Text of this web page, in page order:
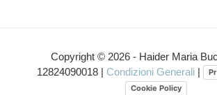
lettore
Copyright © 2026 - Haider Maria
12824090018 | Condizioni Generali |
Cookie Policy